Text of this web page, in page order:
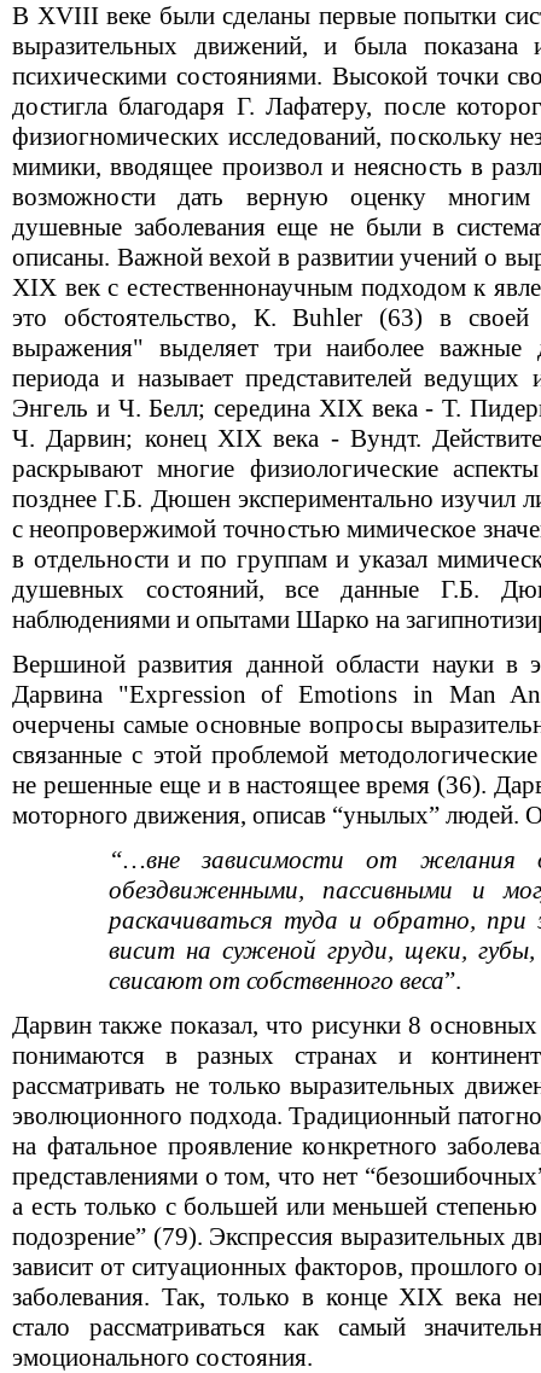
В XVIII веке были сделаны первые попытки
выразительных движений, и была показана
психическими состояниями. Высокой точки
достигла благодаря Г. Лафатеру, после
физиогномических исследований, поскольку
мимики, вводящее произвол и неясность в
возможности дать верную оценку многим
душевные заболевания еще не были в
описаны. Важной вехой в развитии учений о
XIX век с естественнонаучным подходом к
это обстоятельство, К. Вuhler (63) в своей
выражения" выделяет три наиболее важные
периода и называет представителей
Энгель и Ч. Белл; середина ХIX века - Т.
Ч. Дарвин; конец XIX века - Вундт.
раскрывают многие физиологические
позднее Г.Б. Дюшен экспериментально изучил
с неопровержимой точностью мимическое
в отдельности и по группам и указал
душевных состояний, все данные Г.Б.
наблюдениями и опытами Шарко на
Вершиной развития данной области науки в
Дарвина "Ехргеssion of Emotions in Маn
очерчены самые основные вопросы
связанные с этой проблемой
не решенные еще и в настоящее время (36).
моторного движения, описав “унылых” людей.
“…вне зависимости от желания
обездвиженными, пассивными и
раскачиваться туда и обратно, при
висит на суженой груди, щеки,
свисают от собственного веса”.
Дарвин также показал, что рисунки 8
понимаются в разных странах и
рассматривать не только выразительных
эволюционного подхода. Традиционный
на фатальное проявление конкретного
представлениями о том, что нет
а есть только с большей или меньшей
подозрение” (79). Экспрессия выразительных
зависит от ситуационных факторов, прошлого
заболевания. Так, только в конце XIX века
стало рассматриваться как самый
эмоционального состояния.